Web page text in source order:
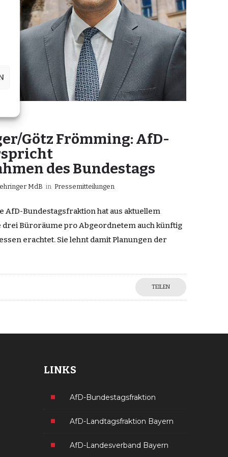
Götz Frömming: AfD-
des Bundestags
MdB in Pressemitteilungen
AfD-Bundestagsfraktion hat aus aktuellem
drei Büroräume pro Abgeordnetem auch künftig
erachtet. Sie lehnt damit Planungen der
TEILEN
LINKS
AfD-Bundestagsfraktion
AfD-Landtagsfraktion Bayern
AfD-Landesverband Bayern